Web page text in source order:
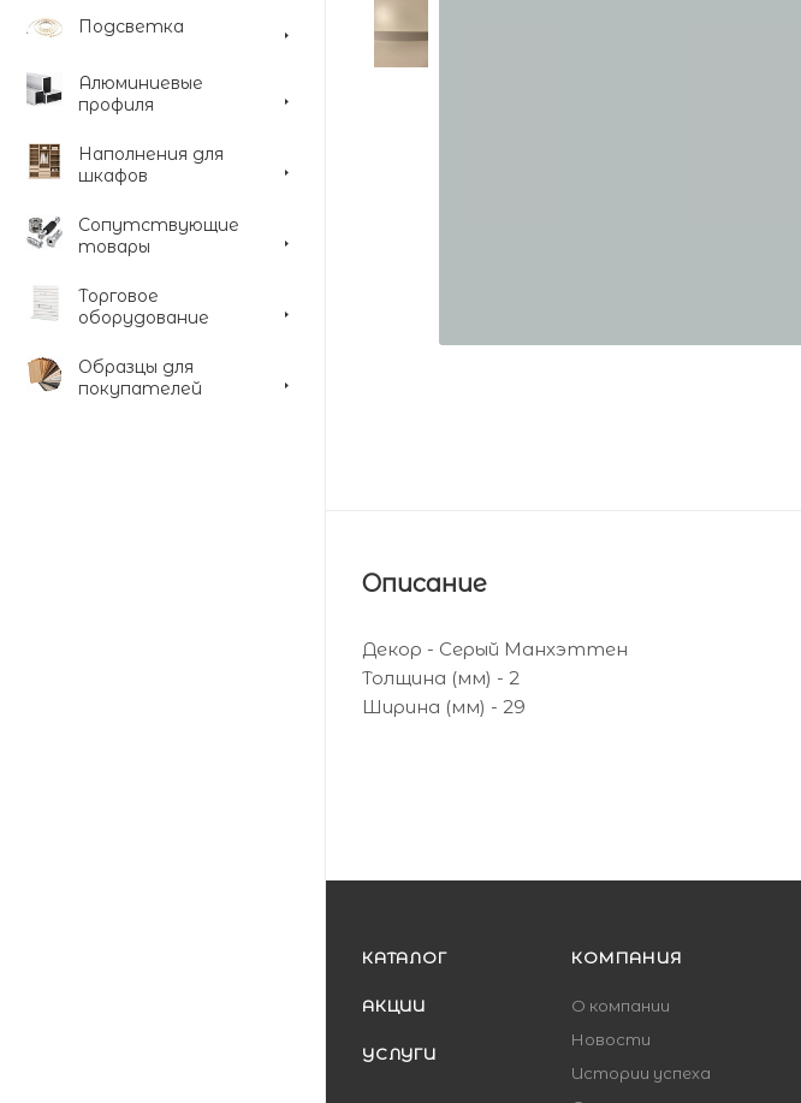
Подсветка
Алюминиевые
профиля
Наполнения для
шкафов
Сопутствующие
товары
Торговое
оборудование
Образцы для
покупателей
Описание
Декор - Серый Манхэттен
Толщина (мм) - 2
Ширина (мм) - 29
КАТАЛОГ
АКЦИИ
УСЛУГИ
КОМПАНИЯ
О компании
Новости
Истории успеха